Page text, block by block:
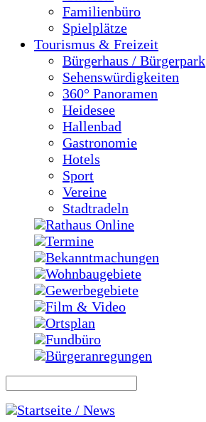
Familienbüro
Spielplätze
Tourismus & Freizeit
Bürgerhaus / Bürgerpark
Sehenswürdigkeiten
360° Panoramen
Heidesee
Hallenbad
Gastronomie
Hotels
Sport
Vereine
Stadtradeln
Rathaus Online
Termine
Bekanntmachungen
Wohnbaugebiete
Gewerbegebiete
Film & Video
Ortsplan
Fundbüro
Bürgeranregungen
Startseite / News